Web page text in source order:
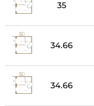
35
34.66
34.66